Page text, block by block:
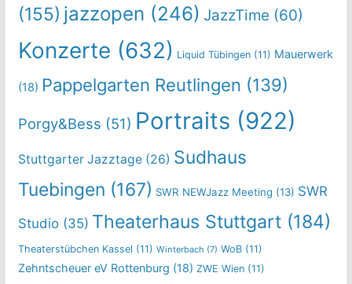
(155) jazzopen (246) JazzTime (60)
Konzerte (632) Liquid Tübingen(11) Mauerwerk
(18) Pappelgarten Reutlingen (139)
Porgy&Bess (51) Portraits (922)
Stuttgarter Jazztage(26) Sudhaus
Tuebingen (167) SWR NEWJazz Meeting (13) SWR
Studio(35) Theaterhaus Stuttgart(184)
Theaterstübchen Kassel (11) Winterbach (7) WoB(11)
Zehntscheuer eV Rottenburg (18) ZWE Wien(11)